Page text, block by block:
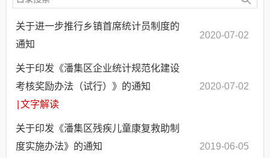
关于进一步推行乡镇首席统计员制度的
通知
2020-07-02
关于印发《潘集区企业统计规范化建设
考核奖励办法（试行）》的通知
文字解读
2020-07-02
关于印发《潘集区残疾儿童康复救助制
度实施办法》的通知
2019-06-05